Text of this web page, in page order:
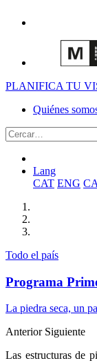
PLANIFICA TU
Quiénes
Lang
CAT ENG
Todo el país
Programa
La piedra seca, un
Anterior Siguiente
Las estructuras de